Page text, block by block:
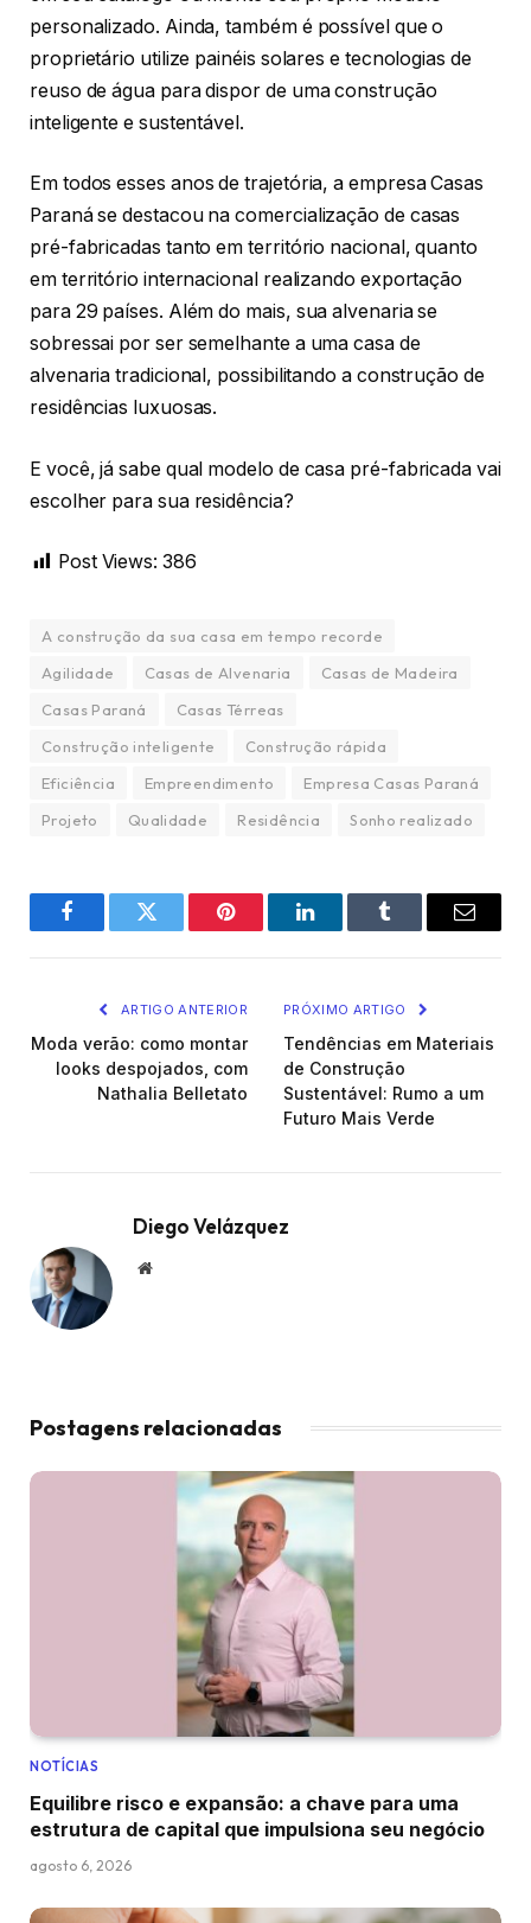
personalizado. Ainda, também é possível que o
proprietário utilize painéis solares e tecnologias de
reuso de água para dispor de uma construção
inteligente e sustentável.
Em todos esses anos de trajetória, a empresa Casas
Paraná se destacou na comercialização de casas
pré-fabricadas tanto em território nacional, quanto
em território internacional realizando exportação
para 29 países. Além do mais, sua alvenaria se
sobressai por ser semelhante a uma casa de
alvenaria tradicional, possibilitando a construção de
residências luxuosas.
E você, já sabe qual modelo de casa pré-fabricada vai
escolher para sua residência?
Post Views: 386
A construção da sua casa em tempo recorde
Agilidade
Casas de Alvenaria
Casas de Madeira
Casas Paraná
Casas Térreas
Construção inteligente
Construção rápida
Eficiência
Empreendimento
Empresa Casas Paraná
Projeto
Qualidade Residência Sonho realizado
FacebookTwitter Pinterest LinkedInTumblr Email
ARTIGO ANTERIOR
Moda verão: como montar
looks despojados, com
Nathalia Belletato
PRÓXIMO ARTIGO
Tendências em Materiais
de Construção
Sustentável: Rumo a um
Futuro Mais Verde
Diego Velázquez
Website
Postagens relacionadas
NOTÍCIAS
Equilibre risco e expansão: a chave para uma
estrutura de capital que impulsiona seu negócio
agosto 6, 2026